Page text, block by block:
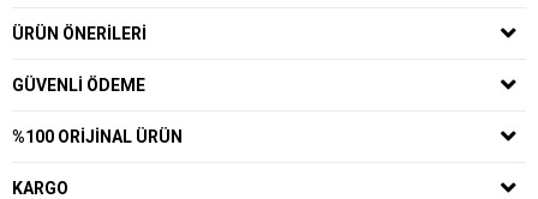
ÜRÜN ÖNERILERI
GÜVENLI ÖDEME
%100 ORIJINAL ÜRÜN
KARGO